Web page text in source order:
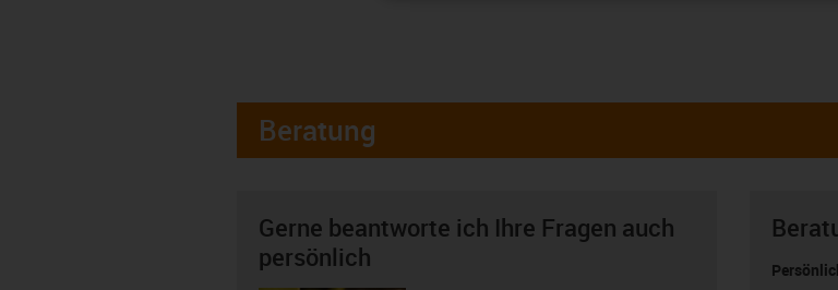
Beratung
Gerne beantworte ich Ihre Fragen auch
persönlich